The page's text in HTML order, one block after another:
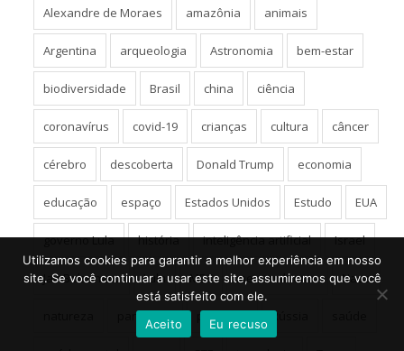
Alexandre de Moraes amazônia animais
Argentina arqueologia Astronomia bem-estar
biodiversidade Brasil china ciência
coronavírus covid-19 crianças cultura câncer
cérebro descoberta Donald Trump economia
educação espaço Estados Unidos Estudo EUA
governo Lula história inteligência artificial Israel
Jair Bolsonaro Lula MEC meio ambiente Nasa
pandemia pesquisa Rússia
Utilizamos cookies para garantir a melhor experiência em nosso
site. Se você continuar a usar este site, assumiremos que você
está satisfeito com ele.
Aceito
Eu recuso